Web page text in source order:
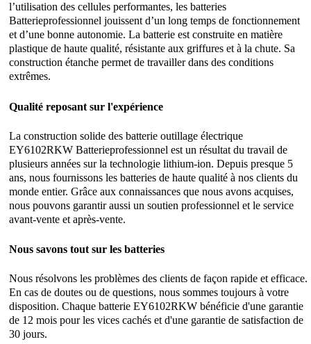
l’utilisation des cellules performantes, les batteries
Batterieprofessionnel jouissent d’un long temps de fonctionnement
et d’une bonne autonomie. La batterie est construite en matière
plastique de haute qualité, résistante aux griffures et à la chute. Sa
construction étanche permet de travailler dans des conditions
extrêmes.
Qualité reposant sur l'expérience
La construction solide des batterie outillage électrique
EY6102RKW Batterieprofessionnel est un résultat du travail de
plusieurs années sur la technologie lithium-ion. Depuis presque 5
ans, nous fournissons les batteries de haute qualité à nos clients du
monde entier. Grâce aux connaissances que nous avons acquises,
nous pouvons garantir aussi un soutien professionnel et le service
avant-vente et après-vente.
Nous savons tout sur les batteries
Nous résolvons les problèmes des clients de façon rapide et efficace.
En cas de doutes ou de questions, nous sommes toujours à votre
disposition. Chaque batterie EY6102RKW bénéficie d'une garantie
de 12 mois pour les vices cachés et d'une garantie de satisfaction de
30 jours.